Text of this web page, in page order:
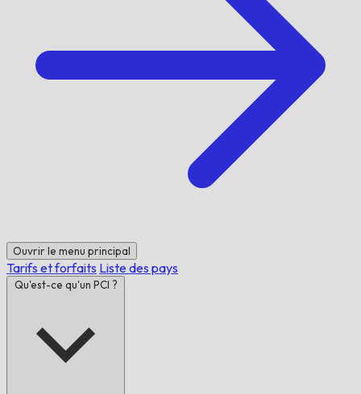
Ouvrir le menu principal
Tarifs et forfaits Liste des pays
Qu'est-ce qu'un PCI ?